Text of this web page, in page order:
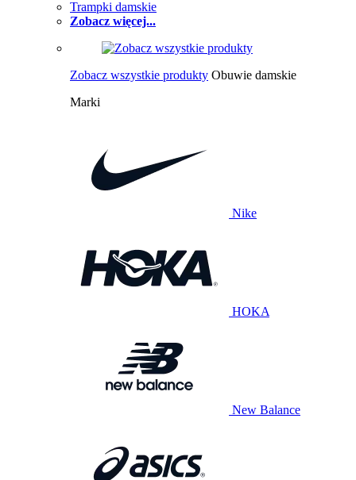
Trampki damskie
Zobacz więcej...
Zobacz wszystkie produkty Obuwie damskie
Marki
Nike
HOKA
New Balance